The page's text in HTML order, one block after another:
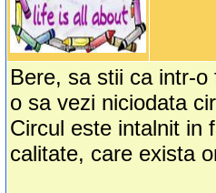
Bere, sa stii ca intr-o
o sa vezi niciodata
Circul este intalnit in
calitate, care exista